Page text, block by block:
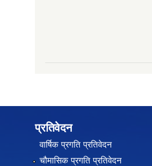
प्रतिवेदन
वार्षिक प्रगति प्रतिवेदन
चौमासिक प्रगति प्रतिवेदन